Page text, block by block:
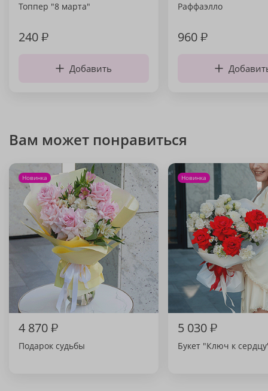
Топпер "8 марта"
240₽
Добавить
Раффаэлло
960₽
Вам может понравиться
Новинка
4 870₽
Подарок судьбы
Новинка
5 030₽
Букет "Ключ к